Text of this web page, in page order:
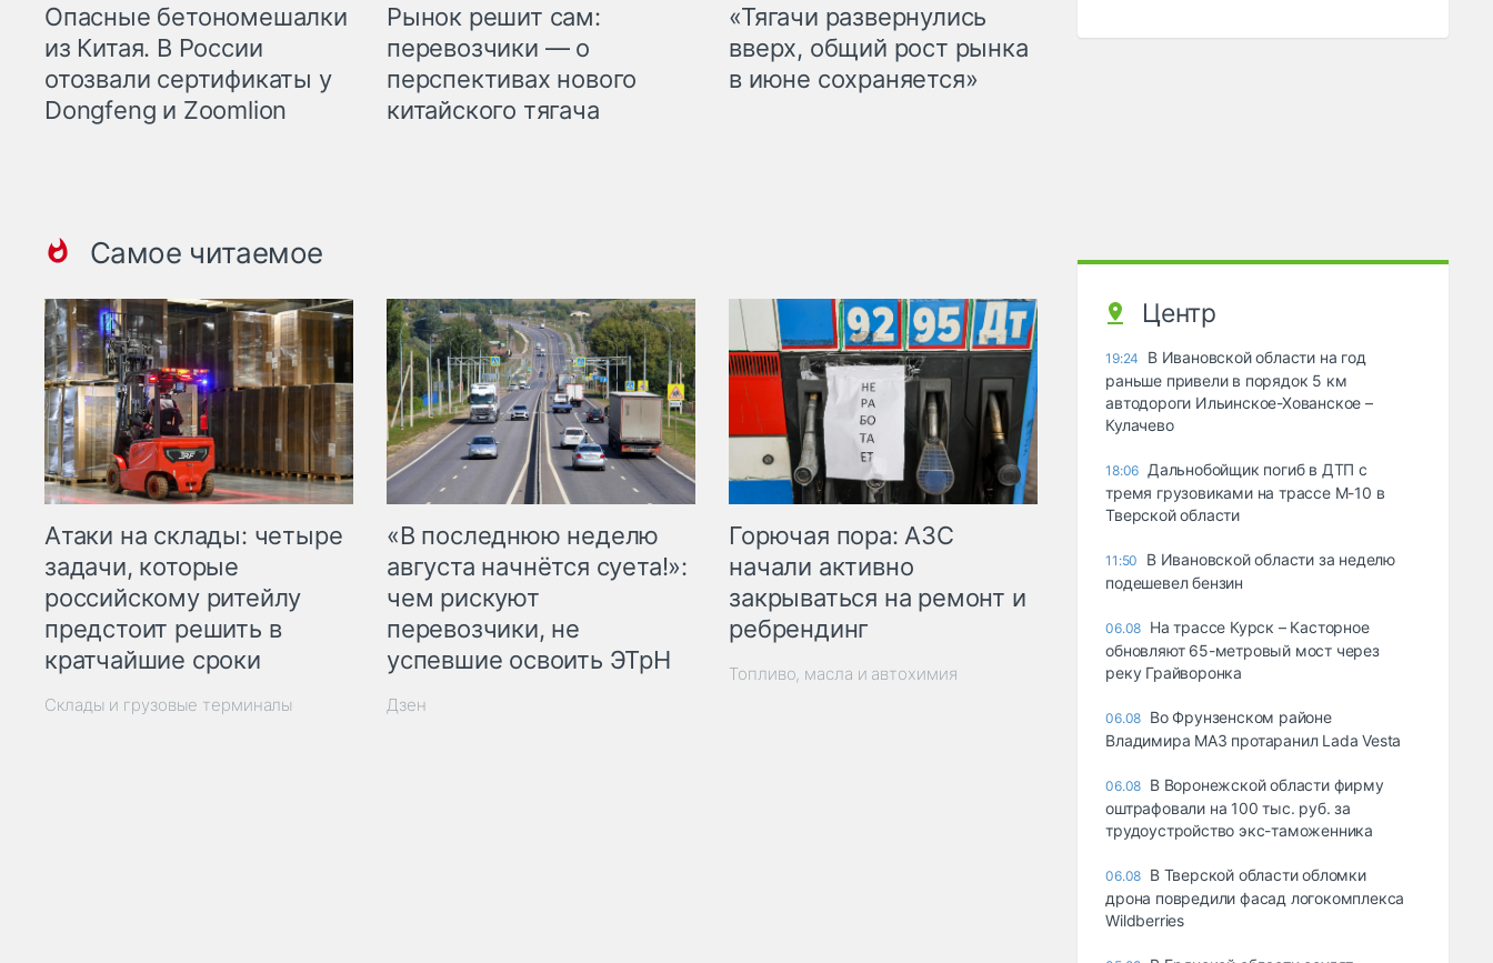
Опасные бетономешалки
из Китая. В России
отозвали сертификаты у
Dongfeng и Zoomlion
Рынок решит сам:
перевозчики — о
перспективах нового
китайского тягача
«Тягачи развернулись
вверх, общий рост рынка
в июне сохраняется»
Самое читаемое
Атаки на склады: четыре
задачи, которые
российскому ритейлу
предстоит решить в
кратчайшие сроки
Склады и грузовые терминалы
«В последнюю неделю
августа начнётся суета!»:
чем рискуют
перевозчики, не
успевшие освоить ЭТрН
Дзен
Горючая пора: АЗС
начали активно
закрываться на ремонт и
ребрендинг
Топливо, масла и автохимия
Центр
19:24
В Ивановской области на год
раньше привели в порядок 5 км
автодороги Ильинское-Хованское –
Кулачево
18:06 Дальнобойщик погиб в ДТП с
тремя грузовиками на трассе М-10 в
Тверской области
11:50
В Ивановской области за неделю
подешевел бензин
06.08 На трассе Курск – Касторное
обновляют 65-метровый мост через
реку Грайворонка
06.08 Во Фрунзенском районе
Владимира МАЗ протаранил Lada Vesta
06.08 В Воронежской области фирму
оштрафовали на 100 тыс. руб. за
трудоустройство экс-таможенника
06.08 В Тверской области обломки
дрона повредили фасад логокомплекса
Wildberries